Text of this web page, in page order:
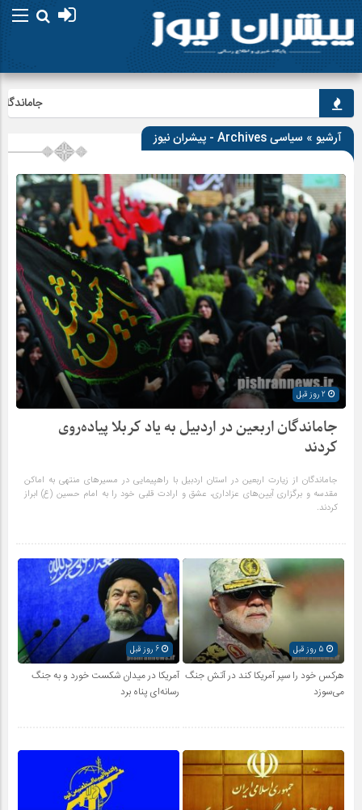
جاماندگان
آرشیو » سیاسی Archives - پیشران نیوز
جاماندگان اربعین در اردبیل به یاد کربلا پیاده‌روی
کردند
جاماندگان از زیارت اربعین در استان اردبیل با راهپیمایی در مسیرهای منتهی به اماکن
مقدسه و برگزاری آیین‌های عزاداری، عشق و ارادت قلبی خود را به امام حسین (ع) ابراز
کردند.
هرکس خود را سپر آمریکا کند در آتش جنگ
می‌سوزد
آمریکا در میدان شکست خورد و به جنگ
رسانه‌ای پناه برد